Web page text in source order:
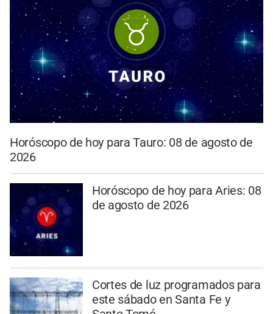
Horóscopo de hoy para Tauro: 08 de agosto de
2026
Horóscopo de hoy para Aries: 08
de agosto de 2026
Cortes de luz programados para
este sábado en Santa Fe y